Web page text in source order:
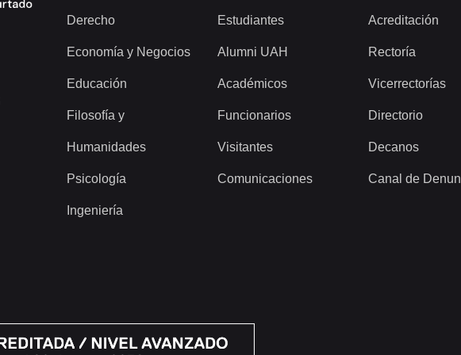
Derecho
Economía y Negocios
Educación
Filosofía y
Humanidades
Psicología
Ingeniería
Estudiantes
Alumni UAH
Académicos
Funcionarios
Visitantes
Comunicaciones
Acreditación
Rectoría
Vicerrectorías
Directorio
Decanos
Canal de